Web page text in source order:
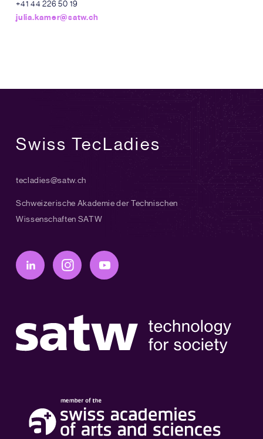
+41 44 226 50 19
julia.kamer@satw.ch
Swiss TecLadies
tecladies@satw.ch
Schweizerische Akademie der Technischen
Wissenschaften SATW